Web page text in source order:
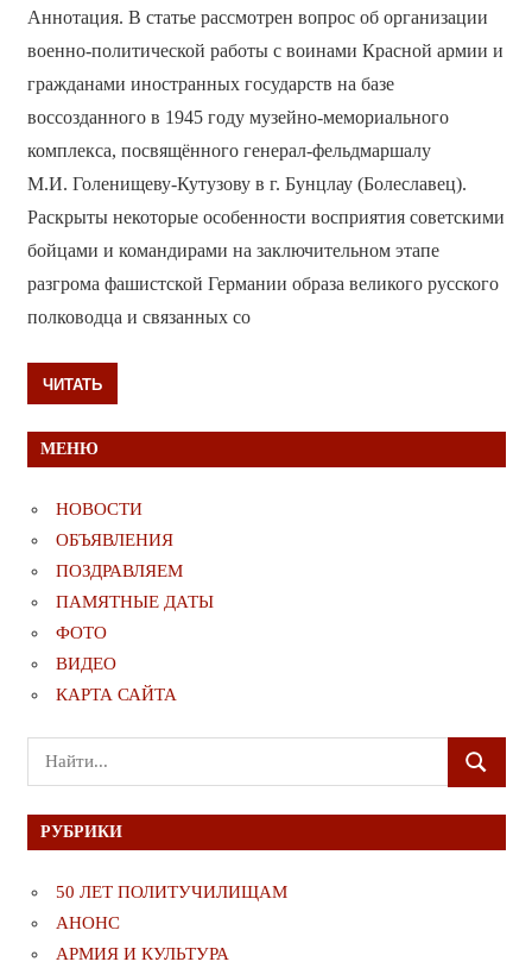
Аннотация. В статье рассмотрен вопрос об организации
военно-политической работы с воинами Красной армии и
гражданами иностранных государств на базе
воссозданного в 1945 году музейно-мемориального
комплекса, посвящённого генерал-фельдмаршалу
М.И. Голенищеву-Кутузову в г. Бунцлау (Болеславец).
Раскрыты некоторые особенности восприятия советскими
бойцами и командирами на заключительном этапе
разгрома фашистской Германии образа великого русского
полководца и связанных со
ЧИТАТЬ
МЕНЮ
НОВОСТИ
ОБЪЯВЛЕНИЯ
ПОЗДРАВЛЯЕМ
ПАМЯТНЫЕ ДАТЫ
ФОТО
ВИДЕО
КАРТА САЙТА
Поиск
для:
ПОИСК
РУБРИКИ
50 ЛЕТ ПОЛИТУЧИЛИЩАМ
АНОНС
АРМИЯ И КУЛЬТУРА